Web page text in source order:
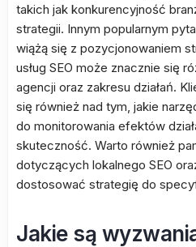
takich jak konkurencyjność
strategii. Innym popularnym
wiążą się z pozycjonowaniem
usług SEO może znacznie się
agencji oraz zakresu działań.
się również nad tym, jakie
do monitorowania efektów
skuteczność. Warto również
dotyczących lokalnego SEO
dostosować strategię do
Jakie są